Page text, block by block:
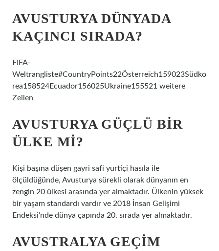
AVUSTURYA DÜNYADA
KAÇINCI SIRADA?
FIFA-
Weltrangliste#CountryPoints22Österreich159023Südko
rea158524Ecuador156025Ukraine155521 weitere
Zeilen
AVUSTURYA GÜÇLÜ BIR
ÜLKE MI?
Kişi başına düşen gayri safi yurtiçi hasıla ile
ölçüldüğünde, Avusturya sürekli olarak dünyanın en
zengin 20 ülkesi arasında yer almaktadır. Ülkenin yüksek
bir yaşam standardı vardır ve 2018 İnsan Gelişimi
Endeksi’nde dünya çapında 20. sırada yer almaktadır.
AVUSTRALYA GEÇIM